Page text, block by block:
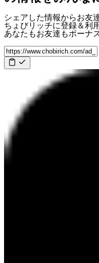
シェアした情報からお友
ちょびリッチに登録＆利
あなたもお友達もボーナ